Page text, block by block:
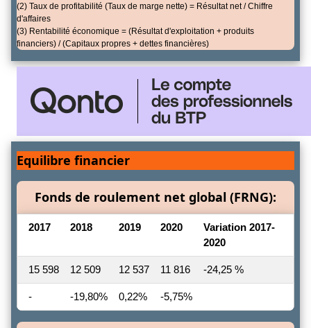
(2) Taux de profitabilité (Taux de marge nette) = Résultat net / Chiffre
d'affaires
(3) Rentabilité économique = (Résultat d'exploitation + produits
financiers) / (Capitaux propres + dettes financières)
Equilibre financier
Fonds de roulement net global (FRNG):
2017 2018 2019 2020
Variation 2017-
2020
15 598 12 509 12 537 11 816 -24,25 %
- -19,80% 0,22% -5,75%